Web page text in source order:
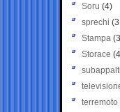
Soru (4)
sprechi
Stampa
Storace
subappalti
terremoto